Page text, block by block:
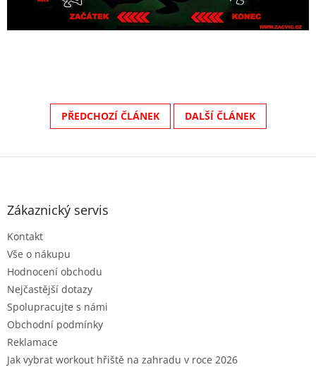
PŘEDCHOZÍ ČLÁNEK DALŠÍ ČLÁNEK
Z
Zákaznický servis
Kontakt
Vše o nákupu
Hodnocení obchodu
Nejčastější dotazy
Spolupracujte s námi
Obchodní podmínky
Reklamace
Jak vybrat workout hřiště na zahradu v roce 2026